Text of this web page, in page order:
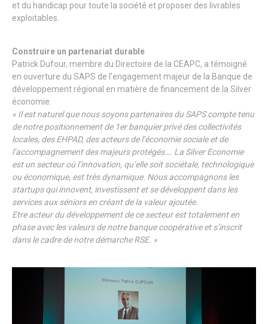
et du handicap pour toute la société et proposer des livrables
exploitables.
Construire un partenariat durable
Patrick Dufour, membre du Directoire de la CEAPC, a témoigné
en ouverture du SAPS de l’engagement majeur de la Banque de
développement régional en matière de financement de la Silver
économie.
« Il est naturel que nous soyons partenaires du SAPS compte tenu
de notre positionnement de 1er banquier privé des collectivités
locales, des EHPAD, des acteurs de l’économie sociale et de
l’accompagnement des majeurs protégés…. La Silver Economie
est un secteur où l’innovation, qu’elle soit sociétale, technologique
ou économique, est très dynamique. Nous accompagnons les
startups qui innovent, investissent et se développent dans les
services aux séniors en créant de la valeur ajoutée.
Etre acteur du développement de ce secteur est totalement en
phase avec les valeurs de notre banque coopérative et s’inscrit
dans le cadre de notre démarche RSE. »